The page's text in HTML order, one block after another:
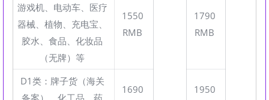
游戏机、电动车、医疗
器械、植物、充电宝、
胶水、食品、化妆品
（无牌）等
1550
RMB
1790
RMB
D1类：牌子货（海关
备案）、化工品、药
1690
1950